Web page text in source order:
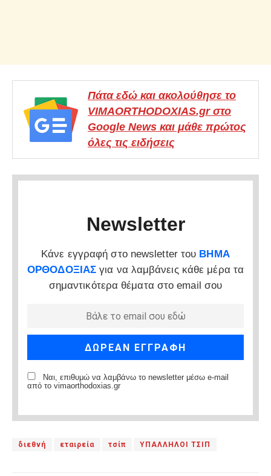
Πάτα εδώ και ακολούθησε το
VIMAORTHODOXIAS.gr στο
Google News και μάθε πρώτος
όλες τις ειδήσεις
Newsletter
Κάνε εγγραφή στο newsletter του ΒΗΜΑ
ΟΡΘΟΔΟΞΙΑΣ για να λαμβάνεις κάθε μέρα τα
σημαντικότερα θέματα στο email σου
Ναι, επιθυμώ να λαμβάνω το newsletter μέσω e-mail
από το vimaorthodoxias.gr
διεθνή εταιρεία τσίπ ΥΠΑΛΛΗΛΟΙ ΤΣΙΠ